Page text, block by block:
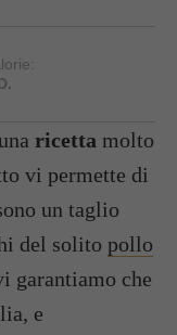
ricetta molto
vi permette di
un taglio
del solito pollo
garantiamo che
e